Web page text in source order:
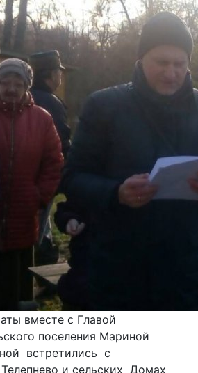
вместе с Главой
поселения Мариной
встретились с
и сельских Домах